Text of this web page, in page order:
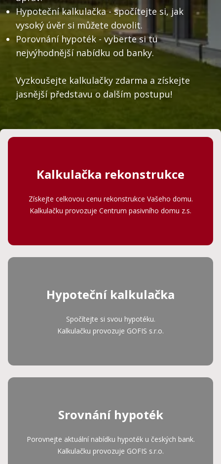
Hypoteční kalkulačka - spočítejte si, jak
vysoký úvěr si můžete dovolit.
Porovnání hypoték - vyberte si tu
nejvýhodnější nabídku od banky.
Vyzkoušejte kalkulačky zdarma a získejte
jasnější představu o dalším postupu!
Kalkulačka rekonstrukce
Získejte celkovou cenu rekonstrukce Vašeho domu.
Kalkulačku provozuje Centrum pasivního domu z.s.
Hypoteční kalkulačka
Spočítejte si svou hypotéku.
Kalkulačku provozuje GOFIS s.r.o.
Srovnání hypoték
Porovnejte aktuální nabídku hypoték u českých bank.
Kalkulačku provozuje GOFIS s.r.o.